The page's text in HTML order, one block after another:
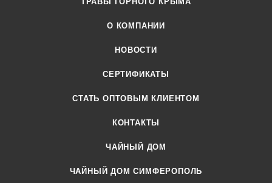
О КОМПАНИИ
НОВОСТИ
СЕРТИФИКАТЫ
CТАТЬ ОПТОВЫМ КЛИЕНТОМ
КОНТАКТЫ
ЧАЙНЫЙ ДОМ
ЧАЙНЫЙ ДОМ СИМФЕРОПОЛЬ